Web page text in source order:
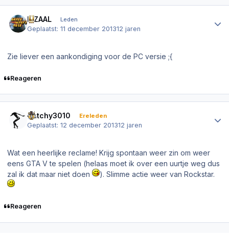
P.ZAAL Leden
Geplaatst:11 december 201312 jaren
Zie liever een aankondiging voor de PC versie ;{
Reageren
Dutchy3010 Ereleden
Geplaatst:12 december 201312 jaren
Wat een heerlijke reclame! Krijg spontaan weer zin om weer
eens GTA V te spelen (helaas moet ik over een uurtje weg dus
zal ik dat maar niet doen
). Slimme actie weer van Rockstar.
Reageren